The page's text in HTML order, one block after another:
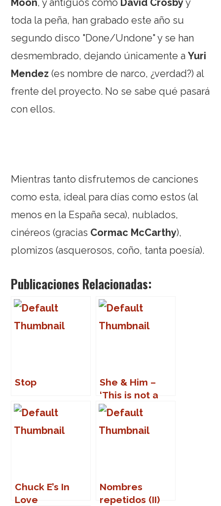
Moon, y antiguos como David Crosbyy
toda la peña, han grabado este año su
segundo disco "Done/Undone" y se han
desmembrado, dejando únicamente aYuri
Mendez(es nombre de narco, ¿verdad?) al
frente del proyecto. No se sabe qué pasará
con ellos.
Mientras tanto disfrutemos de canciones
como esta, ideal para días como estos (al
menos en la España seca), nublados,
cinéreos (gracias Cormac McCarthy),
plomizos (asquerosos, coño, tanta poesía).
Publicaciones Relacionadas:
Stop
She & Him –
‘This is not a
test’
Chuck E’s In
Love
Nombres
repetidos (II)